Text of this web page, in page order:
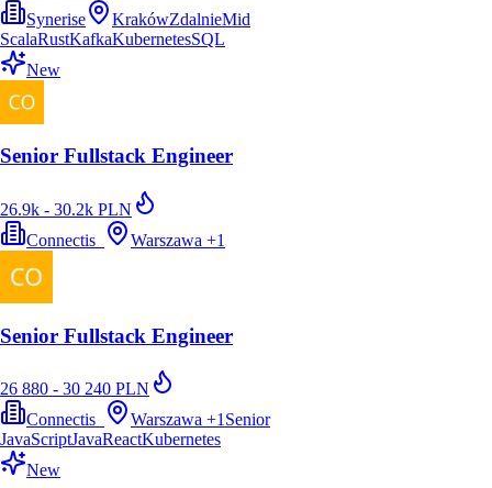
Synerise
KrakówZdalnieMid
ScalaRustKafkaKubernetesSQL
New
Senior Fullstack Engineer
26.9k - 30.2k PLN
Connectis_
Warszawa +1
Senior Fullstack Engineer
26 880 - 30 240 PLN
Connectis_
Warszawa +1 Senior
JavaScriptJavaReactKubernetes
New